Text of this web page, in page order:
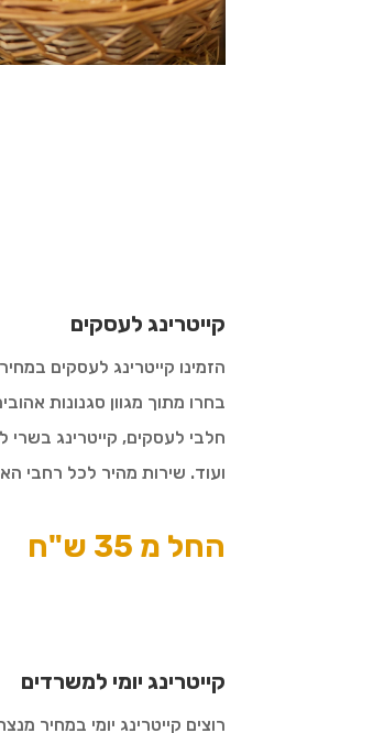
קייטרינג לעסקים
הזמינו קייטרינג לעסקים
בחרו מתוך מגוון סגנונות
חלבי לעסקים, קייטרינג בשרי
ועוד. שירות מהיר לכל רחבי
החל מ 35 ש"ח
קייטרינג יומי למשרדים
רוצים קייטרינג יומי במחיר